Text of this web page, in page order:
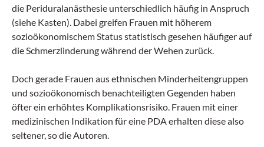
die Periduralanästhesie unterschiedlich häufig in Anspruch
(siehe Kasten). Dabei greifen Frauen mit höherem
sozioökonomischem Status statistisch gesehen häufiger auf
die Schmerzlinderung während der Wehen zurück.
Doch gerade Frauen aus ethnischen Minderheitengruppen
und sozioökonomisch benachteiligten Gegenden haben
öfter ein erhöhtes Komplikationsrisiko. Frauen mit einer
medizinischen Indikation für eine PDA erhalten diese also
seltener, so die Autoren.